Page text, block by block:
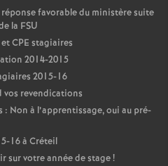
favorable du ministère suite
la FSU
CPE stagiaires
2014-2015
2015-16
vos revendications
Non à l’apprentissage, oui au pré-
16 à Créteil
sur votre année de stage!